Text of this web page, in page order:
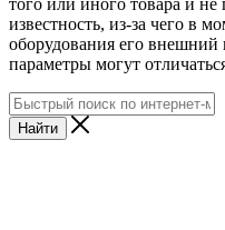
того или иного товара и не
известность, из-за чего в
оборудования его внешний
параметры могут
Найти